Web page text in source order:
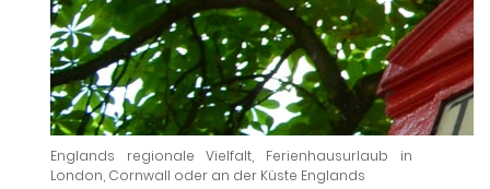
Englands regionale Vielfalt, Ferienhausurlaub in
London, Cornwall oder an der Küste Englands